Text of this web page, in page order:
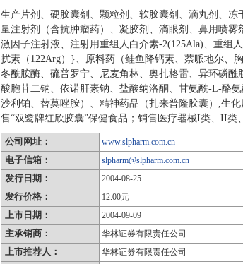
生产片剂、硬胶囊剂、颗粒剂、软胶囊剂、滴丸剂、
量注射剂（含抗肿瘤药）、凝胶剂、滴眼剂、鼻用喷
激因子注射液、注射用重组人白介素-2(125Ala)、重组
扰素（122Arg）}、原料药（鲑鱼降钙素、萘哌地尔、
冬酰胺酶、硫普罗宁、尼麦角林、奥扎格雷、异环磷
酸胞苷二钠、依诺肝素钠、盐酸纳洛酮、甘氨酰-L-酪
沙利铂、替莫唑胺）、精神药品（扎来普隆胶囊）,生
售“双鹭牌红欣胶囊”保健食品；销售医疗器械I类、II
公司网址： www.slpharm.com.cn
电子信箱： slpharm@slpharm.com.cn
发行日期： 2004-08-25
发行价格： 12.00元
上市日期： 2004-09-09
主承销商： 华林证券有限责任公司
上市推荐人： 华林证券有限责任公司